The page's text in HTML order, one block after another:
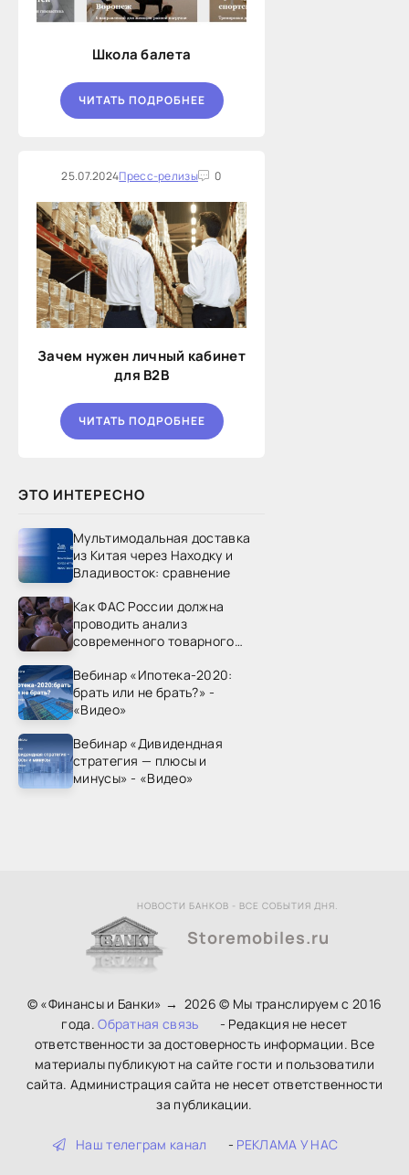
Школа балета
ЧИТАТЬ ПОДРОБНЕЕ
25.07.2024Пресс-релизы 0
Зачем нужен личный кабинет
для B2B
ЧИТАТЬ ПОДРОБНЕЕ
ЭТО ИНТЕРЕСНО
Мультимодальная доставка
из Китая через Находку и
Владивосток: сравнение
Как ФАС России должна
проводить анализ
современного товарного
России»
Вебинар «Ипотека-2020:
брать или не брать?» -
«Видео»
Вебинар «Дивидендная
стратегия — плюсы и
минусы» - «Видео»
Storemobiles.ru
НОВОСТИ БАНКОВ - ВСЕ СОБЫТИЯ ДНЯ.
© «Финансы и Банки» → 2026 © Мы транслируем с 2016
года.Обратная связь
- Редакция не несет
ответственности за достоверность информации. Все
материалы публикуют на сайте гости и пользоватили
сайта. Администрация сайта не несет ответственности
за публикации.
Наш телеграм канал - РЕКЛАМА У НАС